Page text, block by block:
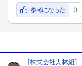
参考になった 0
[株式会社大林組]